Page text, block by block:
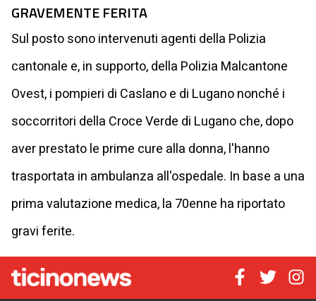
GRAVEMENTE FERITA
Sul posto sono intervenuti agenti della Polizia
cantonale e, in supporto, della Polizia Malcantone
Ovest, i pompieri di Caslano e di Lugano nonché i
soccorritori della Croce Verde di Lugano che, dopo
aver prestato le prime cure alla donna, l'hanno
trasportata in ambulanza all'ospedale. In base a una
prima valutazione medica, la 70enne ha riportato
gravi ferite.